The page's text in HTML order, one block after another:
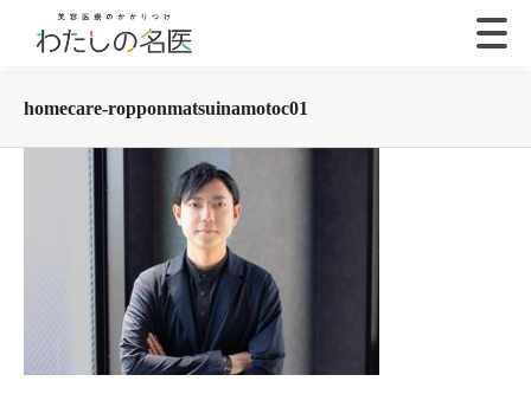
homecare-ropponmatsuinamotoc01